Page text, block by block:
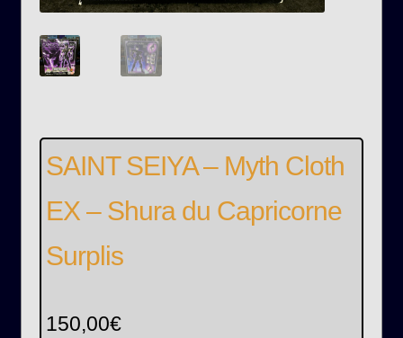
SAINT SEIYA – Myth Cloth
EX – Shura du Capricorne
Surplis
150,00€